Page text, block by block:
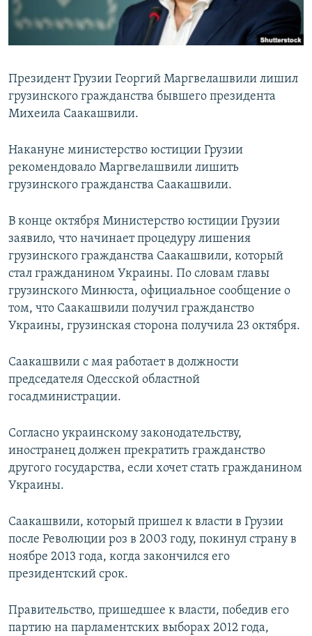
ПОБЕДИТЕЛЕЙ НЕ СУДЯТ?
КРЫМ.НЕПОКОРЕННЫЙ
УКРАИНСКАЯ ПРОБЛЕМА КРЫМА
ПРИСОЕДИНЯЙТЕСЬ!
Все сайты RFE/RL
Президент Грузии Георгий Маргвелашвили лишил
грузинского гражданства бывшего президента
Михеила Саакашвили.
Накануне министерство юстиции Грузии
рекомендовало Маргвелашвили лишить
грузинского гражданства Саакашвили.
В конце октября Министерство юстиции Грузии
заявило, что начинает процедуру лишения
грузинского гражданства Саакашвили, который
стал гражданином Украины. По словам главы
грузинского Минюста, официальное сообщение о
том, что Саакашвили получил гражданство
Украины, грузинская сторона получила 23 октября.
Саакашвили с мая работает в должности
председателя Одесской областной
госадминистрации.
Согласно украинскому законодательству,
иностранец должен прекратить гражданство
другого государства, если хочет стать гражданином
Украины.
Саакашвили, который пришел к власти в Грузии
после Революции роз в 2003 году, покинул страну в
ноябре 2013 года, когда закончился его
президентский срок.
Правительство, пришедшее к власти, победив его
партию на парламентских выборах 2012 года,